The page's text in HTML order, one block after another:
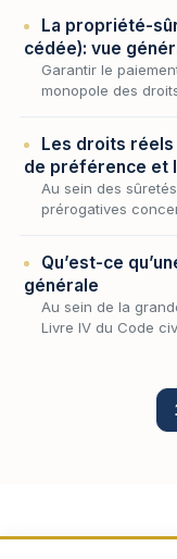
une catégo…
La propriété-
cédée): vue
Garantir le
monopole des
tou…
Les droits
de préférence et
Au sein des
prérogatives
avan…
Qu’est-ce
générale
Au sein de la
Livre IV du Code